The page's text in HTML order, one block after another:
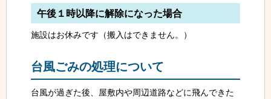
午後１時以降に解除になった場合
施設はお休みです （搬入はできません。）
台風ごみの処理について
台風が過ぎた後、屋敷内や周辺道路などに飛んできた